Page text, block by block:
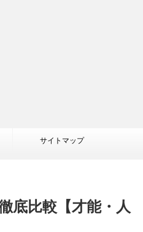
サイトマップ
底比較【才能・人